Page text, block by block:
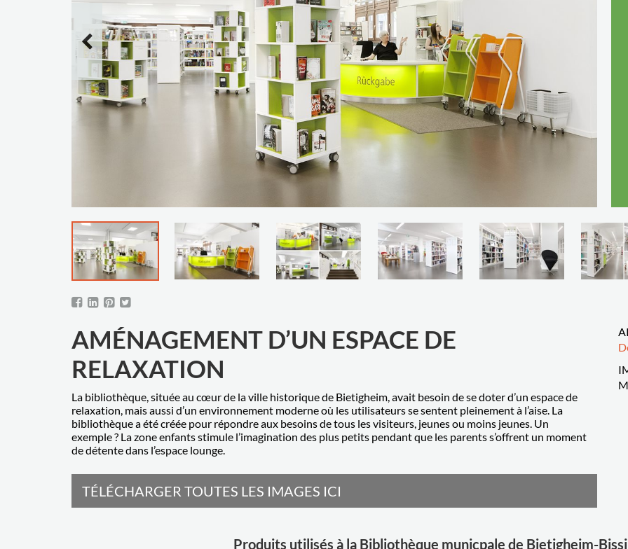
AMÉNAGEMENT D’UN ESPACE DE
RELAXATION
La bibliothèque, située au cœur de la ville historique de Bietigheim, avait besoin de se doter d’un espace de
relaxation, mais aussi d’un environnement moderne où les utilisateurs se sentent pleinement à l’aise. La
bibliothèque a été créée pour répondre aux besoins de tous les visiteurs, jeunes ou moins jeunes. Un
exemple ? La zone enfants stimule l’imagination des plus petits pendant que les parents s’offrent un moment
de détente dans l’espace lounge.
TÉLÉCHARGER TOUTES LES IMAGES ICI
Produits utilisés à la Bibliothèque municpale de Bietigheim-